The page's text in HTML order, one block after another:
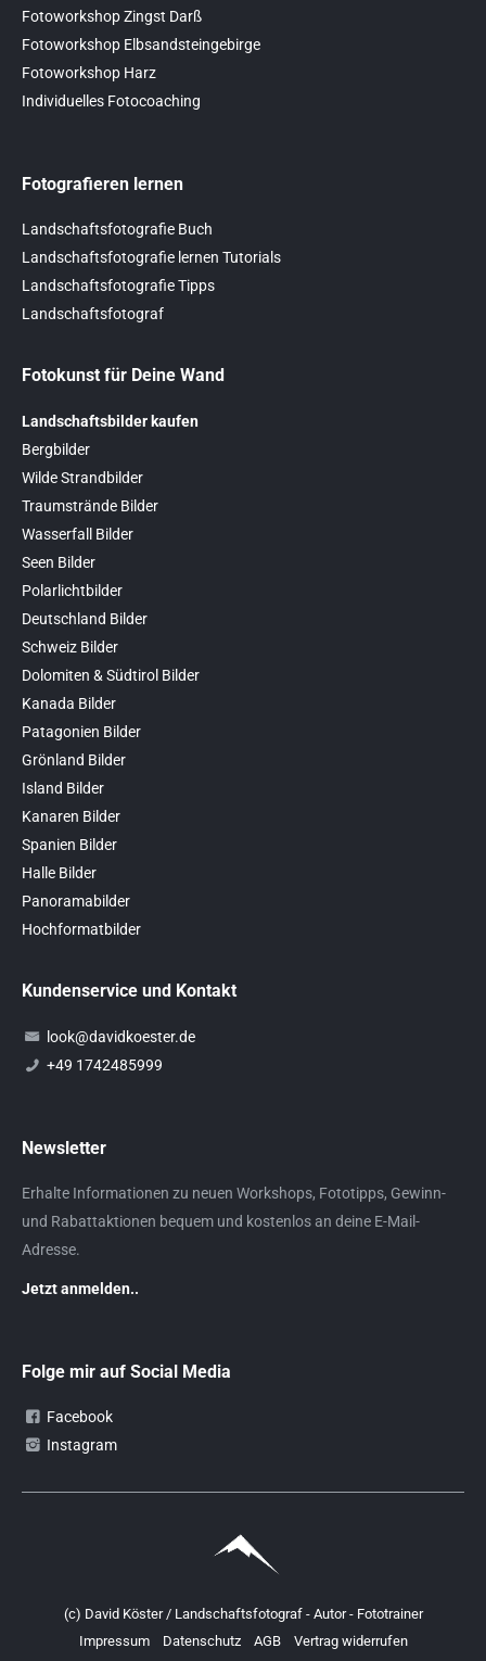
Fotoworkshop Zingst Darß
Fotoworkshop Elbsandsteingebirge
Fotoworkshop Harz
Individuelles Fotocoaching
Fotografieren lernen
Landschaftsfotografie Buch
Landschaftsfotografie lernen Tutorials
Landschaftsfotografie Tipps
Landschaftsfotograf
Fotokunst für Deine Wand
Landschaftsbilder kaufen
Bergbilder
Wilde Strandbilder
Traumstrände Bilder
Wasserfall Bilder
Seen Bilder
Polarlichtbilder
Deutschland Bilder
Schweiz Bilder
Dolomiten & Südtirol Bilder
Kanada Bilder
Patagonien Bilder
Grönland Bilder
Island Bilder
Kanaren Bilder
Spanien Bilder
Halle Bilder
Panoramabilder
Hochformatbilder
Kundenservice und Kontakt
look@davidkoester.de
+49 1742485999
Newsletter
Erhalte Informationen zu neuen Workshops, Fototipps, Gewinn-
und Rabattaktionen bequem und kostenlos an deine E-Mail-
Adresse.
Jetzt anmelden..
Folge mir auf Social Media
Facebook
Instagram
(c) David Köster / Landschaftsfotograf - Autor - Fototrainer
Impressum
Datenschutz AGB Vertrag widerrufen